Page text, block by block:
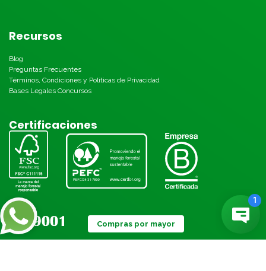
Recursos
Blog
Preguntas Frecuentes
Términos, Condiciones y Políticas de Privacidad
Bases Legales Concursos
Certificaciones
Compras por mayor